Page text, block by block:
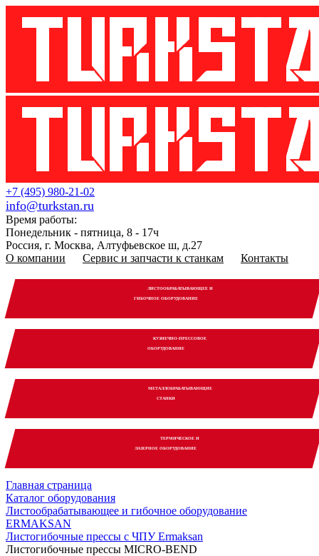
+7 (495) 980-21-02
info@turkstan.ru
Время работы:
Понедельник - пятница, 8 - 17ч
Россия, г. Москва, Алтуфьевское ш, д.27
О компании
Сервис и запчасти к станкам Контакты
ЛИСТООБРАБАТЫВАЮЩЕЕ И
ГИБОЧНОЕ ОБОРУДОВАНИЕ
КУЗНЕЧНО-ПРЕССОВОЕ
ОБОРУДОВАНИЕ
МЕТАЛЛОБРАБАТЫВАЮЩИЕ
СТАНКИ
ТЕРМИЧЕСКОЕ И
ЛАЗЕРНОЕ ОБОРУДОВАНИЕ
Главная страница
Каталог оборудования
Листообрабатывающее и гибочное оборудование
ERMAKSAN
Листогибочные прессы с ЧПУ Ermaksan
Листогибочные прессы MICRO-BEND